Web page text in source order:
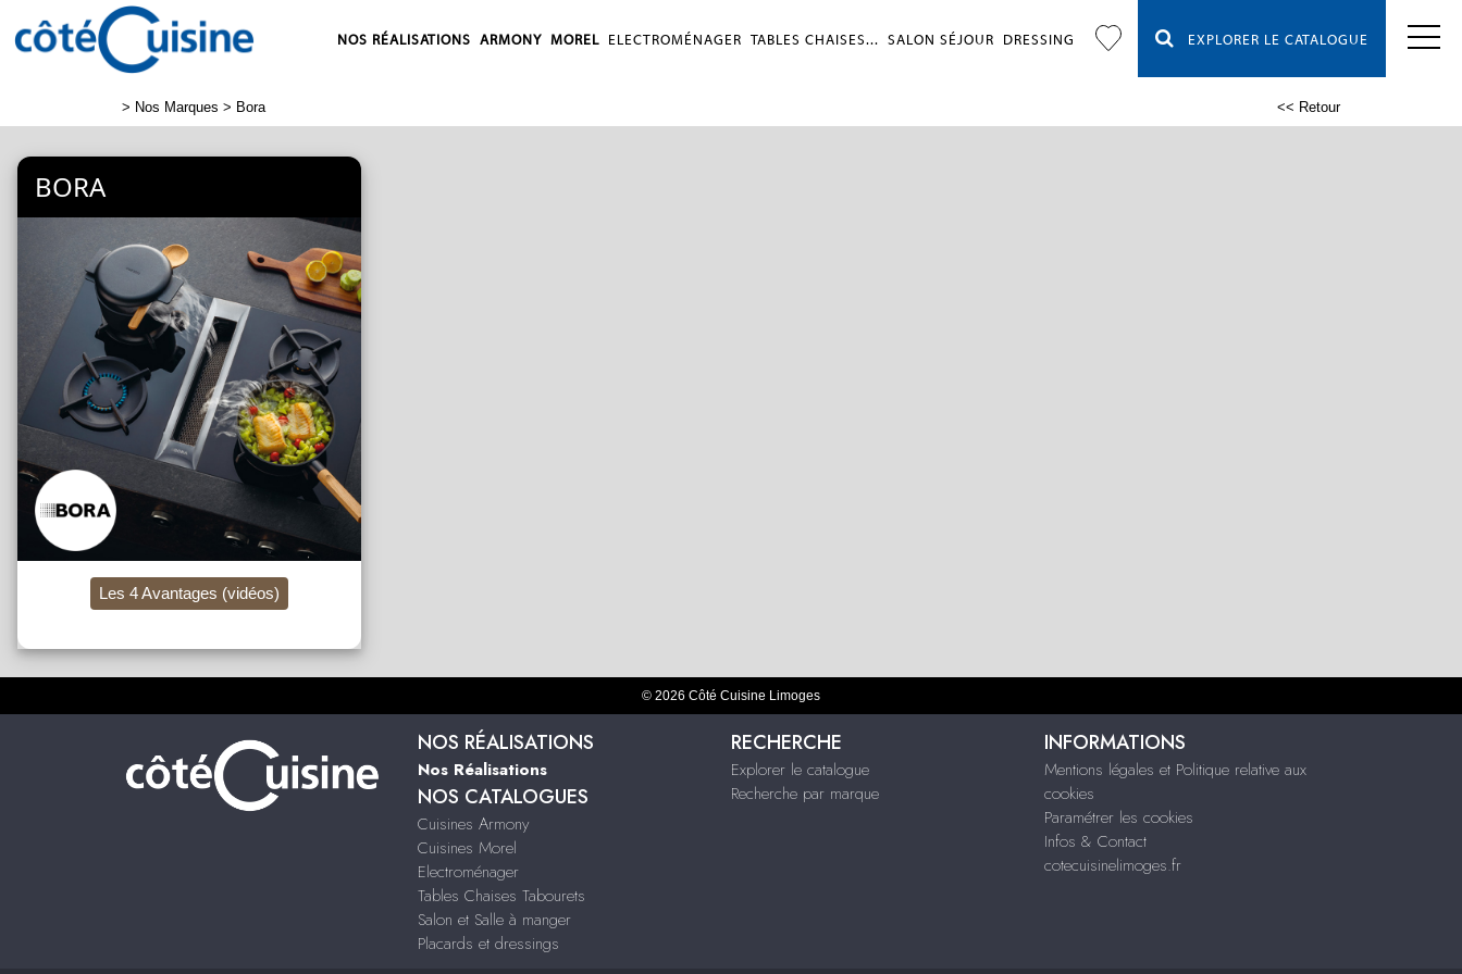
NOS RÉALISATIONS ARMONY MOREL ELECTROMÉNAGER TABLES CHAISES... SALON SÉJOUR DRESSING EXPLORER LE CATALOGUE
> Nos Marques > Bora << Retour
BORA
Les 4 Avantages (vidéos)
© 2026 Côté Cuisine Limoges
NOS RÉALISATIONS
Nos Réalisations
NOS CATALOGUES
Cuisines Armony
Cuisines Morel
Electroménager
Tables Chaises Tabourets
Salon et Salle à manger
Placards et dressings
RECHERCHE
Explorer le catalogue
Recherche par marque
INFORMATIONS
Mentions légales et Politique relative aux
cookies
Paramétrer les cookies
Infos & Contact
cotecuisinelimoges.fr